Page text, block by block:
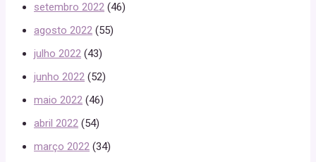
setembro 2022 (46)
agosto 2022 (55)
julho 2022 (43)
junho 2022 (52)
maio 2022 (46)
abril 2022 (54)
março 2022 (34)